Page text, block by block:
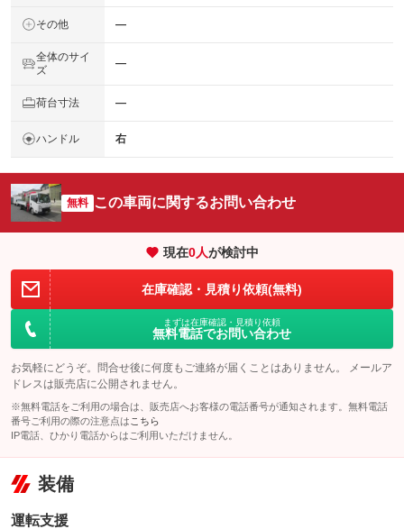
その他 ―
全体のサイ
ズ
―
荷台寸法 ―
ハンドル 右
無料 この車両に関するお問い合わせ
現在0人が検討中
在庫確認・見積り依頼(無料)
まずは在庫確認・見積り依頼
無料電話でお問い合わせ
お気軽にどうぞ。問合せ後に何度もご連絡が届くことはありません。 メールア
ドレスは販売店に公開されません。
※無料電話をご利用の場合は、販売店へお客様の電話番号が通知されます。無料電話
番号ご利用の際の注意点は こちら
IP電話、ひかり電話からはご利用いただけません。
装備
運転支援